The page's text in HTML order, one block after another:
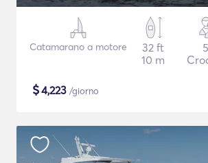
Catamarano a motore
32 ft
10 m
$4,223 /giorno